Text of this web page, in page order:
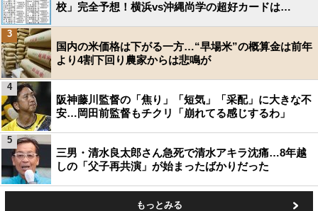
校」完全予想！横浜vs沖縄尚学の超好カードは…
国内の米価格は下がる一方…“早場米”の概算金は前年
より4割下回り農家からは悲鳴が
3
阪神藤川監督の「焦り」「短気」「采配」に大きな不
安…岡田前監督もチクリ「崩れてる感じするわ」
4
三男・清水良太郎さん急死で清水アキラ沈痛…8年越
しの「父子再共演」が始まったばかりだった
5
もっとみる